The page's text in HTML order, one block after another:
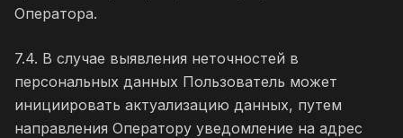
Оператора.
7.4. В случае выявления неточностей в
персональных данных Пользователь может
инициировать актуализацию данных, путем
направления Оператору уведомление на адрес